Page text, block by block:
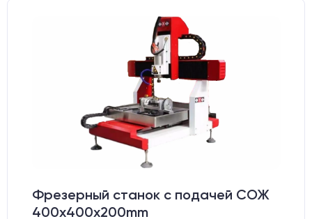
Фрезерный станок с подачей СОЖ
400x400x200mm